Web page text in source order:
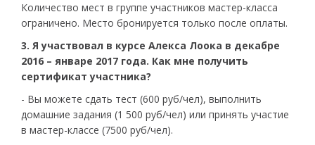
Количество мест в группе участников мастер-класса
ограничено. Место бронируется только после оплаты.
3. Я участвовал в курсе Алекса Лоока в декабре
2016 – январе 2017 года. Как мне получить
сертификат участника?
- Вы можете сдать тест (600 руб/чел), выполнить
домашние задания (1 500 руб/чел) или принять участие
в мастер-классе (7500 руб/чел).